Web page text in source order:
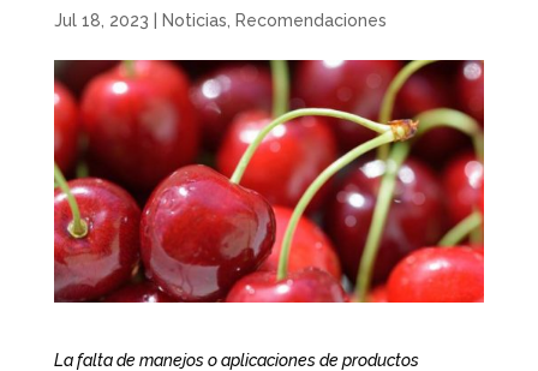
Jul 18, 2023 Noticias Recomendaciones
La falta de manejos o aplicaciones de productos